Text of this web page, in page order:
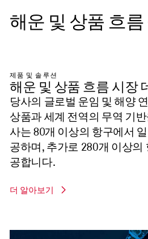
해운 및 상품 흐
제품 및 솔루션
해운 및 상품 흐름 시장
당사의 글로벌 운임 및 해양
상품과 세계 전역의 무역 기
사는 80개 이상의 항구에서
공하며, 추가로 280개 이상의
공합니다.
더 알아보기